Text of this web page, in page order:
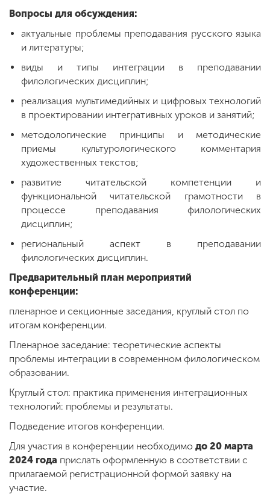
Вопросы для обсуждения:
актуальные проблемы преподавания русского языка
и литературы;
виды и типы интеграции в преподавании
филологических дисциплин;
реализация мультимедийных и цифровых технологий
в проектировании интегративных уроков и занятий;
методологические принципы и методические
приемы культурологического комментария
художественных текстов;
развитие читательской компетенции и
функциональной читательской грамотности в
процессе преподавания филологических
дисциплин;
региональный аспект в преподавании
филологических дисциплин.
Предварительный план мероприятий
конференции:
пленарное и секционные заседания, круглый стол по
итогам конференции.
Пленарное заседание: теоретические аспекты
проблемы интеграции в современном филологическом
образовании.
Круглый стол: практика применения интеграционных
технологий: проблемы и результаты.
Подведение итогов конференции.
Для участия в конференции необходимо до 20 марта
2024 года прислать оформленную в соответствии с
прилагаемой регистрационной формой заявку на
участие.